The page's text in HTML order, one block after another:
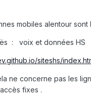
mobiles alentour
: voix et données HS
siteshs/
ne concerne pas les
fixes .